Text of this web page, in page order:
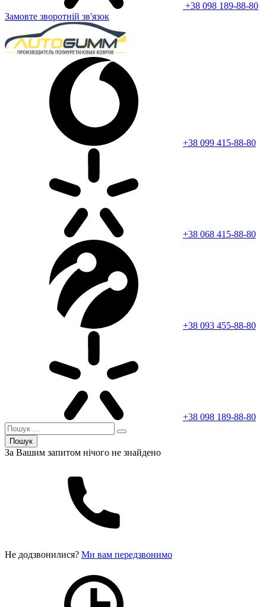
+38 098 189-88-80
Замовте зворотній зв'язок
+38 099 415-88-80
+38 068 415-88-80
+38 093 455-88-80
+38 098 189-88-80
Пошук
За Вашим запитом нічого не знайдено
Не додзвонилися? Ми вам передзвонимо